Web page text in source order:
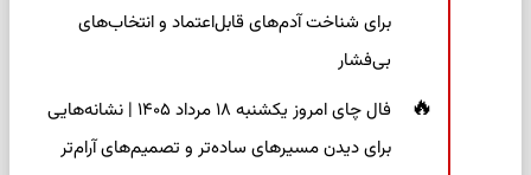
برای شناخت آدم‌های قابل‌اعتماد و انتخاب‌های
بی‌فشار
فال چای امروز یکشنبه ۱۸ مرداد ۱۴۰۵ | نشانه‌هایی
برای دیدن مسیرهای ساده‌تر و تصمیم‌های آرام‌تر